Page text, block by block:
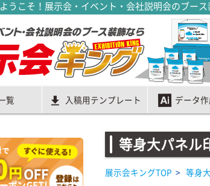
うこそ！展示会・イベント・会社説明会のブー
覧 入稿用テンプレート データ
等身大パネル
展示会キングTOP > 等身